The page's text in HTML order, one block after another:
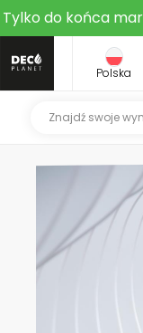
Tylko do końca
Polska